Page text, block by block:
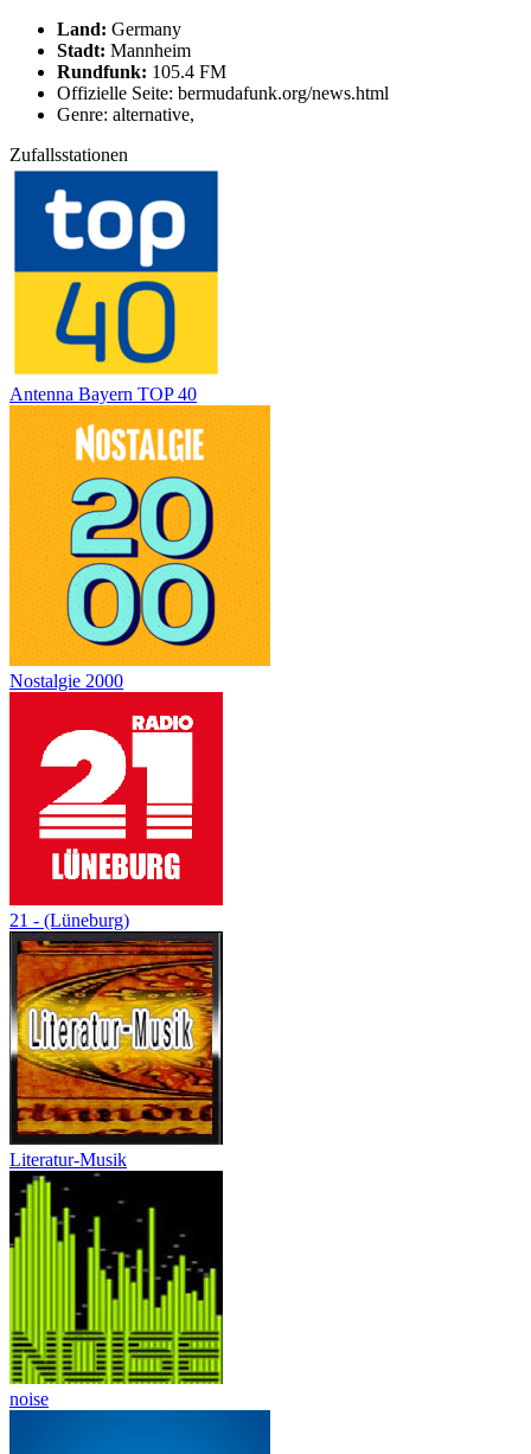
Land: Germany
Stadt: Mannheim
Rundfunk: 105.4 FM
Offizielle Seite: bermudafunk.org/news.html
Genre: alternative,
Zufallsstationen
Antenna Bayern TOP 40
Nostalgie 2000
21 - (Lüneburg)
Literatur-Musik
noise